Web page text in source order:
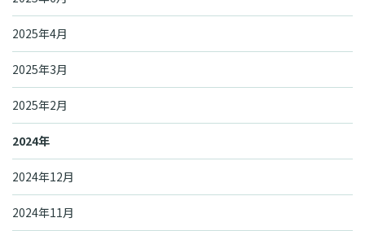
2025年4月
2025年3月
2025年2月
2024年
2024年12月
2024年11月